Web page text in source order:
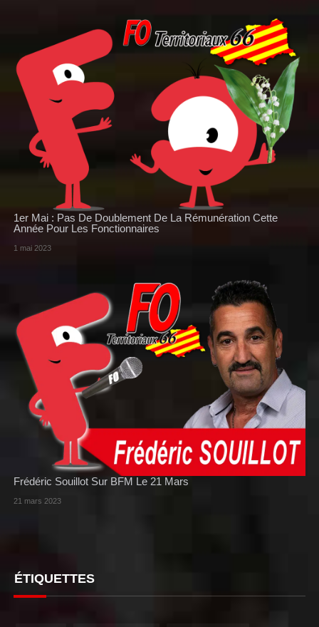
1er Mai : Pas De Doublement De La Rémunération Cette
Année Pour Les Fonctionnaires
1 mai 2023
Frédéric Souillot Sur BFM Le 21 Mars
21 mars 2023
ÉTIQUETTES